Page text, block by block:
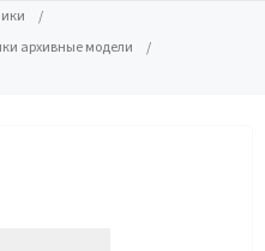
/
архивные модели
/